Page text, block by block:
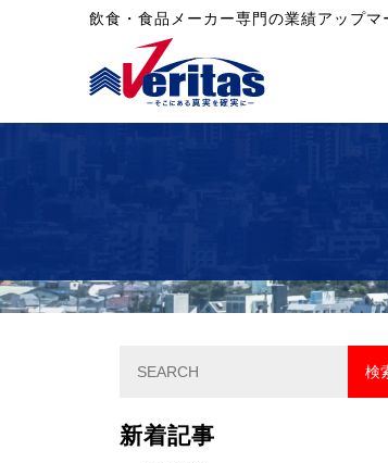
飲食・食品メーカー専門の業績アップ
新着記事